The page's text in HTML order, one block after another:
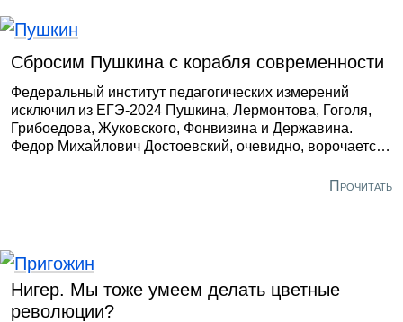
полной мере проверяют в ОГЭ. В ЕГЭ мы опираемся на
фрагменты произведений, которые изучаются в
старшей школе».
Сбросим Пушкина с корабля современности
Федеральный институт педагогических измерений
исключил из ЕГЭ-2024 Пушкина, Лермонтова, Гоголя,
Грибоедова, Жуковского, Фонвизина и Державина.
Федор Михайлович Достоевский, очевидно, ворочается
Прочитать
Нигер. Мы тоже умеем делать цветные
революции?